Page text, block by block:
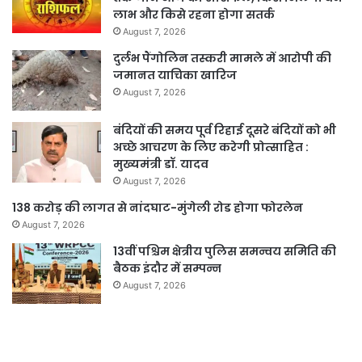
लाभ और किसे रहना होगा सतर्क
August 7, 2026
दुर्लभ पैंगोलिन तस्करी मामले में आरोपी की
जमानत याचिका खारिज
August 7, 2026
बंदियों की समय पूर्व रिहाई दूसरे बंदियों को भी
अच्छे आचरण के लिए करेगी प्रोत्साहित :
मुख्यमंत्री डॉ. यादव
August 7, 2026
138 करोड़ की लागत से नांदघाट-मुंगेली रोड होगा फोरलेन
August 7, 2026
13वीं पश्चिम क्षेत्रीय पुलिस समन्वय समिति की
बैठक इंदौर में सम्पन्न
August 7, 2026